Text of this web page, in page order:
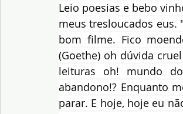
Leio poesias e bebo
meus tresloucados
bom filme. Fico
(Goethe) oh dúvida
leituras oh! mundo
abandono!? Enquanto
parar. E hoje, hoje eu